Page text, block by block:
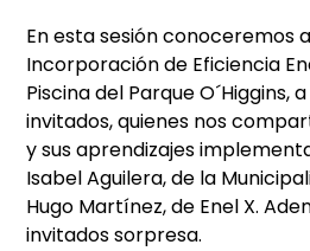
En esta sesión conoceremos
Incorporación de Eficiencia
Piscina del Parque O´Higgins,
invitados, quienes nos
y sus aprendizajes
Isabel Aguilera, de la
Hugo Martínez, de Enel X.
invitados sorpresa.